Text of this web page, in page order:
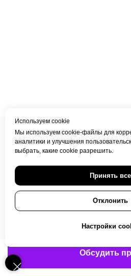
Портфолио Громов
Вита Рубежанская
Главный стратег
Написала статью про
такое и зачем мы все здесь
Обсудить
Используем cookie
Мы используем cookie-файлы для
аналитики и улучшения
выбрать, какие cookie разрешить.
Принять все
Отклонить
Настройки